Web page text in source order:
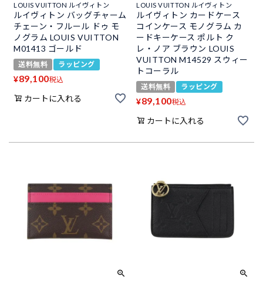
LOUIS VUITTON ルイヴィトン
ルイヴィトン バッグチャーム
チェーン・フルール ドゥ モ
ノグラム LOUIS VUITTON
M01413 ゴールド
送料無料 ラッピング
¥89,100税込
カートに入れる
LOUIS VUITTON ルイヴィトン
ルイヴィトン カードケース
コインケース モノグラム カ
ードキーケース ポルト ク
レ・ノア ブラウン LOUIS
VUITTON M14529 スウィー
トコーラル
送料無料 ラッピング
¥89,100税込
カートに入れる